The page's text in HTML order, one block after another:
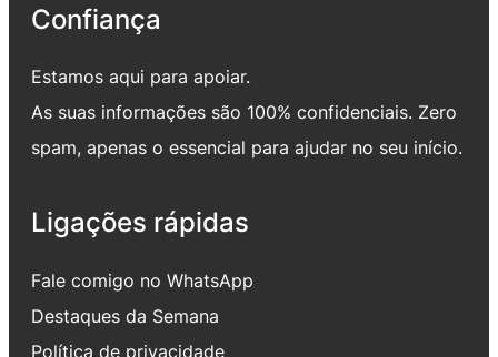
Confiança
Estamos aqui para apoiar.
As suas informações são 100% confidenciais. Zero
spam, apenas o essencial para ajudar no seu início.
Ligações rápidas
Fale comigo no WhatsApp
Destaques da Semana
Política de privacidade